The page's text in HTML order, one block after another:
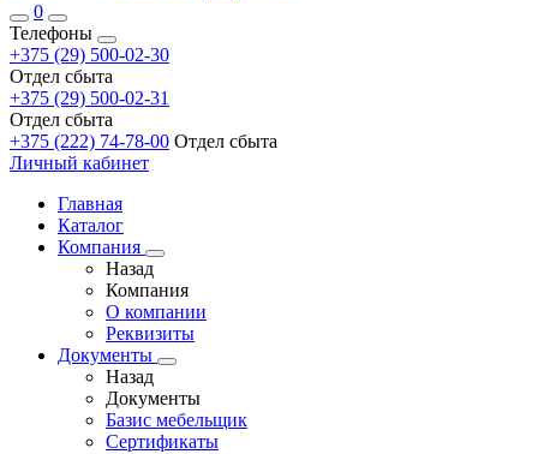
0
Телефоны
+375 (29) 500-02-30
Отдел сбыта
+375 (29) 500-02-31
Отдел сбыта
+375 (222) 74-78-00 Отдел сбыта
Личный кабинет
Главная
Каталог
Компания
Назад
Компания
О компании
Реквизиты
Документы
Назад
Документы
Базис мебельщик
Сертификаты